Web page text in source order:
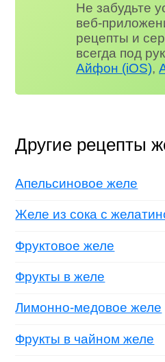
Не забудьте
веб-
рецепты и
всегда под
Айфон (iOS),
Другие рецепты
Апельсиновое желе
Желе из сока с
Фруктовое желе
Фрукты в желе
Лимонно-медовое желе
Фрукты в чайном желе